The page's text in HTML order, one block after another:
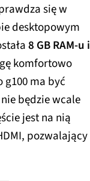
się w
desktopowym
8 GB RAM-u i
komfortowo
ma być
będzie wcale
jest na nią
pozwalający